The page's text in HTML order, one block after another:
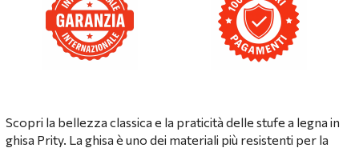
Scopri la bellezza classica e la praticità delle stufe a legna in
ghisa Prity. La ghisa è uno dei materiali più resistenti per la